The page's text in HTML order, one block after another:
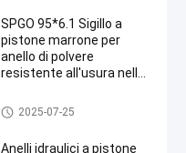
SPGO 95*6.1 Sigillo a
pistone marrone per
anello di polvere
resistente all'usura nelle
Guarnizione del pistone
2025-07-25
Anelli idraulici a pistone